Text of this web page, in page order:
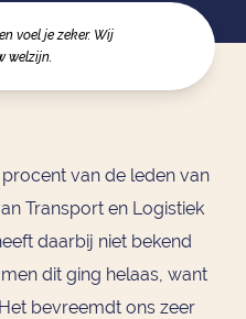
voel je zeker. Wij
welzijn.
van de leden van
Transport en Logistiek
daarbij niet bekend
dit ging helaas, want
bevreemdt ons zeer